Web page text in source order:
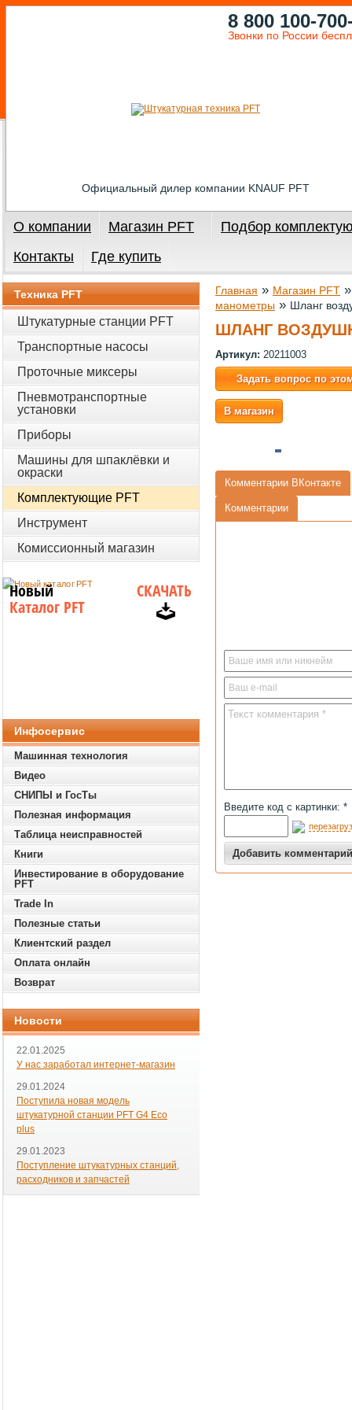
Официальный дилер компании KNAUF PFT
8 800 100-
Звонки по России
О компании Магазин PFT
Подбор
Контакты
Где купить
Главная » Магазин PFT
манометры » Шланг
ШЛАНГ
Артикул: 20211003
Задать вопрос по
В магазин
Комментарии ВКонтакте
Комментарии
Введите код с картинки: *
Техника PFT
Штукатурные станции PFT
Транспортные насосы
Проточные миксеры
Пневмотранспортные
установки
Приборы
Машины для шпаклёвки и
окраски
Комплектующие PFT
Инструмент
Комиссионный магазин
Новый
Каталог PFT
СКАЧАТЬ
Инфосервис
Машинная технология
Видео
СНИПЫ и ГосТы
Полезная информация
Таблица неисправностей
Книги
Инвестирование в оборудование
PFT
Trade In
Полезные статьи
Клиентский раздел
Оплата онлайн
Возврат
Новости
22.01.2025
У нас заработал интернет-магазин
29.01.2024
Поступила новая модель
штукатурной станции PFT G4 Eco
plus
29.01.2023
Поступление штукатурных станций,
расходников и запчастей